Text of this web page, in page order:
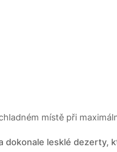
místě při
dokonale lesklé dezerty,